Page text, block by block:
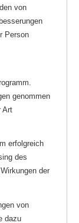
von
Person
genommen
Art
erfolgreich
des
der
von
dazu